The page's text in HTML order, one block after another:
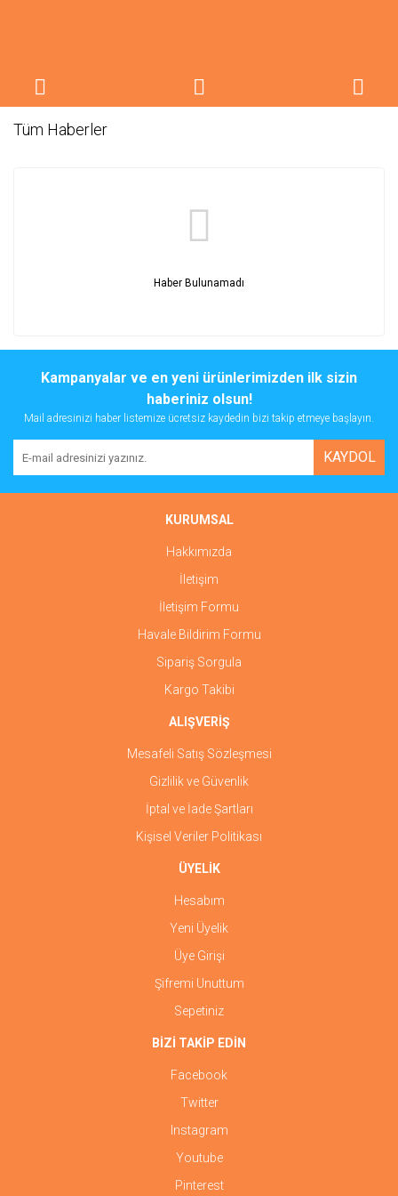
Tüm Haberler
Haber Bulunamadı
Kampanyalar ve en yeni ürünlerimizden ilk sizin
haberiniz olsun!
Mail adresinizi haber listemize ücretsiz kaydedin bizi takip etmeye başlayın.
KAYDOL
KURUMSAL
Hakkımızda
İletişim
İletişim Formu
Havale Bildirim Formu
Sipariş Sorgula
Kargo Takibi
ALIŞVERİŞ
Mesafeli Satış Sözleşmesi
Gizlilik ve Güvenlik
İptal ve İade Şartları
Kişisel Veriler Politikası
ÜYELİK
Hesabım
Yeni Üyelik
Üye Girişi
Şifremi Unuttum
Sepetiniz
BİZİ TAKİP EDİN
Facebook
Twitter
Instagram
Youtube
Pinterest